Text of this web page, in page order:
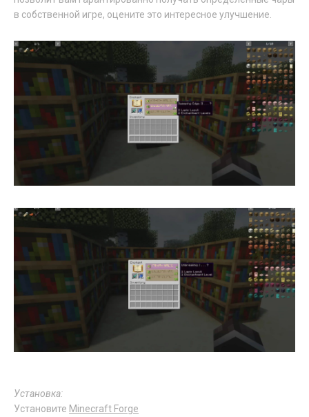
в собственной игре, оцените это интересное улучшение.
Установка:
Установите Minecraft Forge